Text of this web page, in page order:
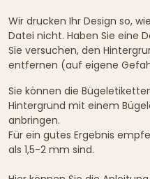
Wir drucken Ihr Design so,
Datei nicht. Haben Sie eine
Sie versuchen, den
entfernen (auf eigene
Sie können die
Hintergrund mit einem
anbringen.
Für ein gutes Ergebnis
als 1,5-2 mm sind.